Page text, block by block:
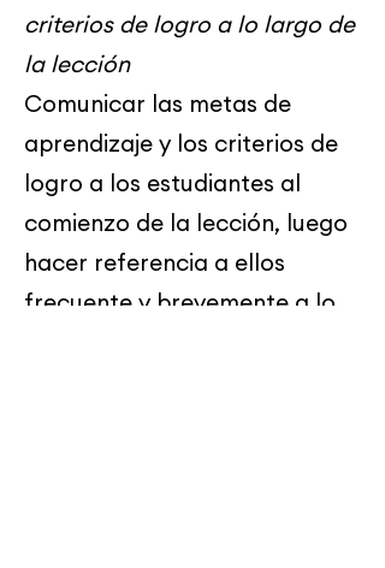
criterios de logro a lo largo de
la lección
Comunicar las metas de
aprendizaje y los criterios de
logro a los estudiantes al
comienzo de la lección, luego
hacer referencia a ellos
frecuente y brevemente a lo